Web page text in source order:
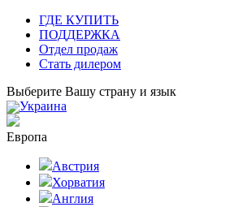
ГДЕ КУПИТЬ
ПОДДЕРЖКА
Отдел продаж
Стать дилером
Выберите Вашу страну и язык
Украина
Европа
Австрия
Хорватия
Англия